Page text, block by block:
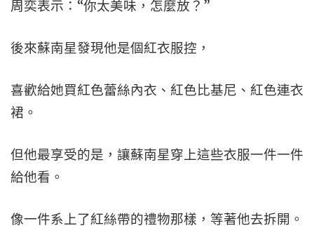
周奕表示：“你太美味，怎麼放？”
後來蘇南星發現他是個紅衣服控，
喜歡給她買紅色蕾絲內衣、紅色比基尼、紅色連衣
裙。
但他最享受的是，讓蘇南星穿上這些衣服一件一件
給他看。
像一件系上了紅絲帶的禮物那樣，等著他去拆開。